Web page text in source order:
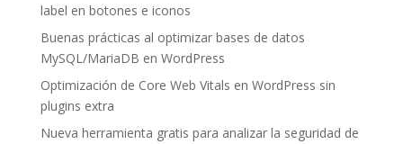
label en botones e iconos
Buenas prácticas al optimizar bases de datos
MySQL/MariaDB en WordPress
Optimización de Core Web Vitals en WordPress sin
plugins extra
Nueva herramienta gratis para analizar la seguridad de